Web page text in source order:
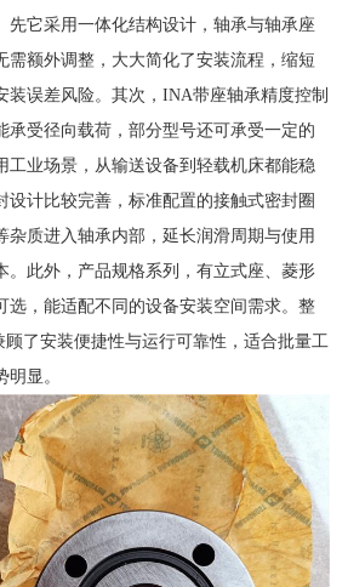
先它采用一体化结构设计，轴承与轴承座
需额外调整，大大简化了安装流程，缩短
装误差风险。其次，INA带座轴承精度控制
承受径向载荷，部分型号还可承受一定的
工业场景，从输送设备到轻载机床都能稳
设计比较完善，标准配置的接触式密封圈
杂质进入轴承内部，延长润滑周期与使用
。此外，产品规格系列，有立式座、菱形
选，能适配不同的设备安装空间需求。整
了安装便捷性与运行可靠性，适合批量工
显。